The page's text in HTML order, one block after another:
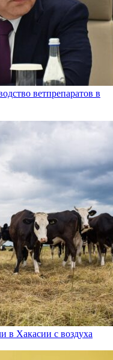
ветпрепаратов в
в Хакасии с воздуха